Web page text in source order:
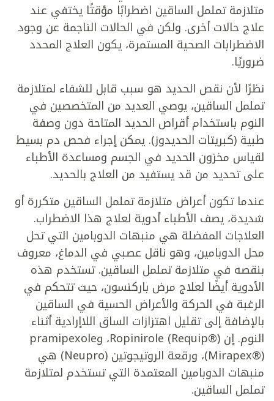
متلازمة تململ الساقين اضطرابًا مؤقتًا يختفي عند
علاج حالات أخرى. ولكن في الحالات الناجمة عن وجود
الاضطرابات الصحية المستمرة، يكون العلاج المحدد
ضروريًا.
نظرًا لأن نقص الحديد هو سبب قابل للشفاء لمتلازمة
تململ الساقين، يوصي العديد من المتخصصين في
النوم باستخدام أقراص الحديد المتاحة دون وصفة
طبية (كبريتات الحديدوز). يمكن إجراء فحص دم بسيط
لقياس مخزون الحديد في الجسم ومساعدة الأطباء
على تحديد من قد يستفيد من العلاج بالحديد.
عندما تكون أعراض متلازمة تململ الساقين متكررة أو
شديدة، يصف الأطباء أدوية لعلاج هذا الاضطراب.
العلاجات المفضلة هي منبهات الدوبامين التي تحل
محل الدوبامين، وهو ناقل عصبي في الدماغ، معروف
بنقصه في متلازمة تململ الساقين. تستخدم هذه
الأدوية أيضًا لعلاج مرض باركنسون، حيث تتحكم في
الرغبة في الحركة والأعراض الحسية في الساقين
بالإضافة إلى تقليل اهتزازات الساق اللاإرادية أثناء
النوم. إن Ropinirole (Requip®)، وpramipexole
(Mirapex®)، ورقعة الروتيجوتين (Neupro) هي
منبهات الدوبامين المعتمدة التي تستخدم لمتلازمة
تململ الساقين.